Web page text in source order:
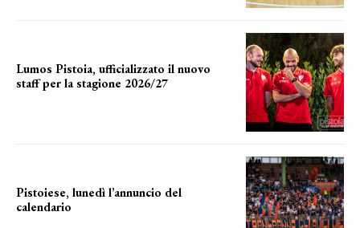
Lumos Pistoia, ufficializzato il nuovo
staff per la stagione 2026/27
Pistoiese, lunedì l’annuncio del
calendario